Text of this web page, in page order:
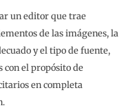
un editor que trae
de las imágenes, la
y el tipo de fuente,
con el propósito de
en completa